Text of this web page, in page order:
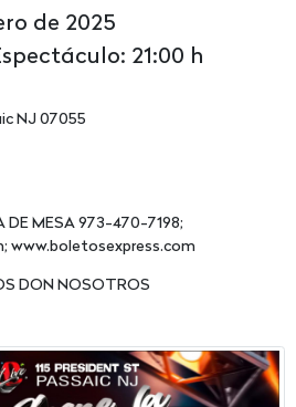
de 2025
21:00 h
NJ 07055
DE MESA 973-470-7198;
www.boletosexpress.com
DON NOSOTROS